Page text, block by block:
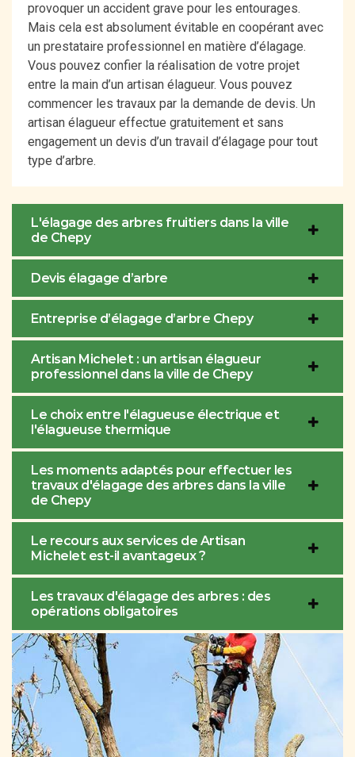
provoquer un accident grave pour les entourages.
Mais cela est absolument évitable en coopérant avec
un prestataire professionnel en matière d’élagage.
Vous pouvez confier la réalisation de votre projet
entre la main d’un artisan élagueur. Vous pouvez
commencer les travaux par la demande de devis. Un
artisan élagueur effectue gratuitement et sans
engagement un devis d’un travail d’élagage pour tout
type d’arbre.
L'élagage des arbres fruitiers dans la ville
de Chepy
Devis élagage d’arbre
Entreprise d’élagage d’arbre Chepy
Artisan Michelet : un artisan élagueur
professionnel dans la ville de Chepy
Le choix entre l'élagueuse électrique et
l'élagueuse thermique
Les moments adaptés pour effectuer les
travaux d'élagage des arbres dans la ville
de Chepy
Le recours aux services de Artisan
Michelet est-il avantageux ?
Les travaux d'élagage des arbres : des
opérations obligatoires